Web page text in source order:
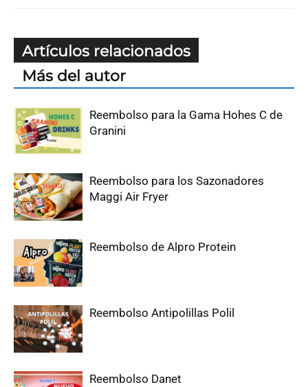
Artículos relacionados
Más del autor
Reembolso para la Gama Hohes C de
Granini
Reembolso para los Sazonadores
Maggi Air Fryer
Reembolso de Alpro Protein
Reembolso Antipolillas Polil
Reembolso Danet